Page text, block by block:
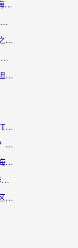
Sky光·遇在国外怎么加速玩？海外党亲测有效的国服游戏加速指南
在欧洲能玩天下-异兽山海吗手游？海外玩家的加速器生存指南
在欧洲怎么打绝地求生：未来之役不卡？留学生亲测的加速器避坑指南
人在美国玩BanG加速器，我的延迟终于绿了
海外玩坦克世界总卡顿？海外坦克世界加速器有哪些？实测好用的选择在这里
海外党亲测：在海外如何看CCTV？告别“仅限大陆播放”的实用指南
央视影音在海外可以看吗知乎？留学生亲测：3步解决地域限制+追剧自由
在国外怎么看咪咕视频软件？海外党亲测有效的回国加速方案
12123在国外能登录吗？海外华人必看的回国加速实用指南
海外党追剧必备：手机解除地区限制app怎么选？解决央视视频&国内剧地区限制全指南